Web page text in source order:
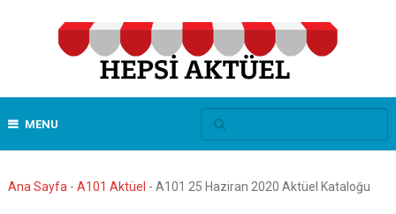
MENU
Ana Sayfa - A101 Aktüel - A101 25 Haziran 2020 Aktüel Kataloğu